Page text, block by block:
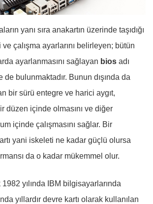
yanı sıra anakartın üzerinde taşıdığı
çalışma ayarlarını belirleyen; bütün
ayarlanmasını sağlayan bios adı
bulunmaktadır. Bunun dışında da
bir sürü entegre ve harici aygıt,
düzen içinde olmasını ve diğer
içinde çalışmasını sağlar. Bir
yani iskeleti ne kadar güçlü olursa
da o kadar mükemmel olur.
yılında IBM bilgisayarlarında
yıllardır devre kartı olarak kullanılan